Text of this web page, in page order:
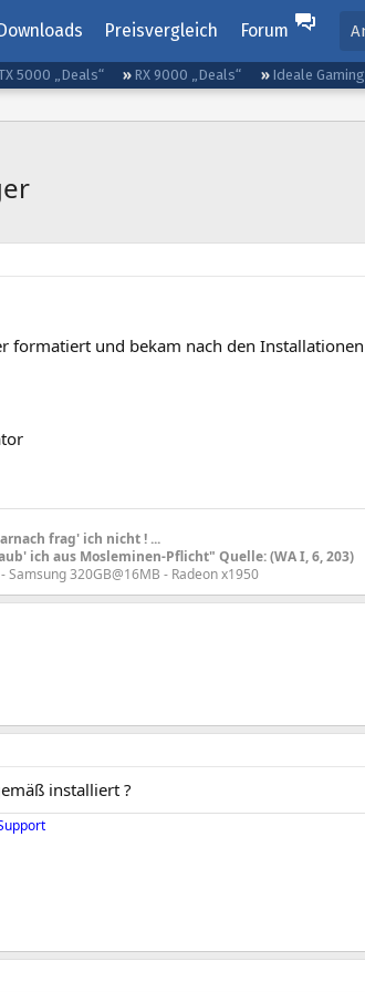
Preisvergleich Forum
5000 „Deals“ RX 9000 „Deals“ Ideale
formatiert und bekam nach den
frag' ich nicht ! ...
ich aus Mosleminen-Pflicht" Quelle: (WA I, 6, 203)
Samsung 320GB@16MB - Radeon x1950
installiert ?